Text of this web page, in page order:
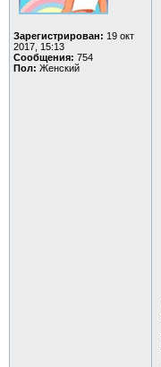
Зарегистрирован: 19 окт
2017, 15:13
Сообщения: 754
Пол: Женский